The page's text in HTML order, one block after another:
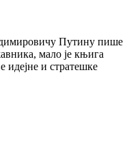
Путину пише
мало је књига
идејне и стратешке